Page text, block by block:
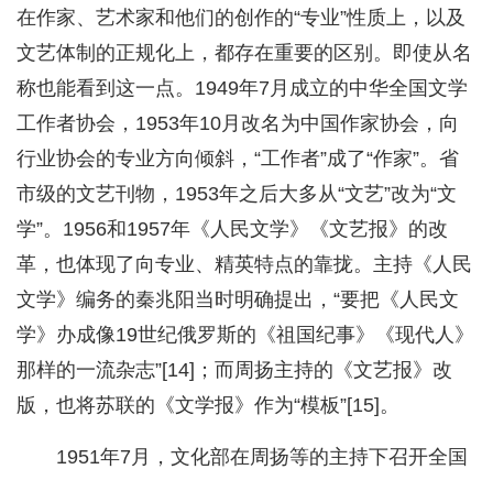
在作家、艺术家和他们的创作的“专业”性质上，以及
文艺体制的正规化上，都存在重要的区别。即使从名
称也能看到这一点。1949年7月成立的中华全国文学
工作者协会，1953年10月改名为中国作家协会，向
行业协会的专业方向倾斜，“工作者”成了“作家”。省
市级的文艺刊物，1953年之后大多从“文艺”改为“文
学”。1956和1957年《人民文学》《文艺报》的改
革，也体现了向专业、精英特点的靠拢。主持《人民
文学》编务的秦兆阳当时明确提出，“要把《人民文
学》办成像19世纪俄罗斯的《祖国纪事》《现代人》
那样的一流杂志”[14]；而周扬主持的《文艺报》改
版，也将苏联的《文学报》作为“模板”[15]。
1951年7月，文化部在周扬等的主持下召开全国